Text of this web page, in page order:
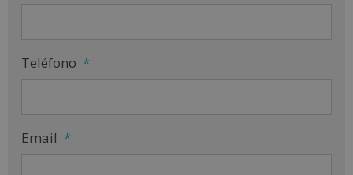
Teléfono *
Email *